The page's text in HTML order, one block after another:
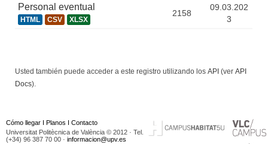
Personal eventual
HTML CSV XLSX
2158
09.03.202
3
Usted también puede acceder a este registro utilizando los API (ver API
Docs).
Cómo llegar I Planos I Contacto
Universitat Politècnica de València © 2012 · Tel.
(+34) 96 387 70 00 · informacion@upv.es